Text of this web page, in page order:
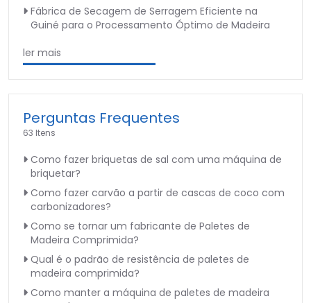
Fábrica de Secagem de Serragem Eficiente na
Guiné para o Processamento Óptimo de Madeira
ler mais
Perguntas Frequentes
63 Itens
Como fazer briquetas de sal com uma máquina de
briquetar?
Como fazer carvão a partir de cascas de coco com
carbonizadores?
Como se tornar um fabricante de Paletes de
Madeira Comprimida?
Qual é o padrão de resistência de paletes de
madeira comprimida?
Como manter a máquina de paletes de madeira